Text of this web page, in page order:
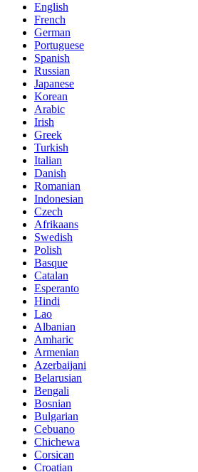
English
French
German
Portuguese
Spanish
Russian
Japanese
Korean
Arabic
Irish
Greek
Turkish
Italian
Danish
Romanian
Indonesian
Czech
Afrikaans
Swedish
Polish
Basque
Catalan
Esperanto
Hindi
Lao
Albanian
Amharic
Armenian
Azerbaijani
Belarusian
Bengali
Bosnian
Bulgarian
Cebuano
Chichewa
Corsican
Croatian